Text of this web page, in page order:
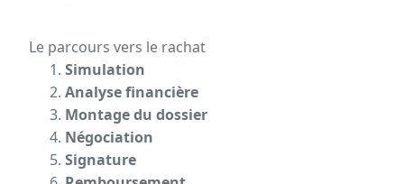
Le parcours vers le rachat
Simulation
Analyse financière
Montage du dossier
Négociation
Signature